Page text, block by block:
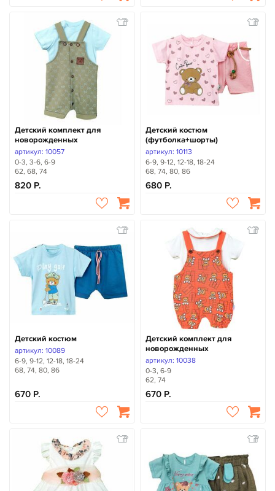
Детский комплект для
новорожденных
артикул: 10057
0-3, 3-6, 6-9
62, 68, 74
820
Детский костюм
(футболка+шорты)
артикул: 10113
6-9, 9-12, 12-18, 18-24
68, 74, 80, 86
680
Детский костюм
артикул: 10089
6-9, 9-12, 12-18, 18-24
68, 74, 80, 86
670
Детский комплект для
новорожденных
артикул: 10038
0-3, 6-9
62, 74
670